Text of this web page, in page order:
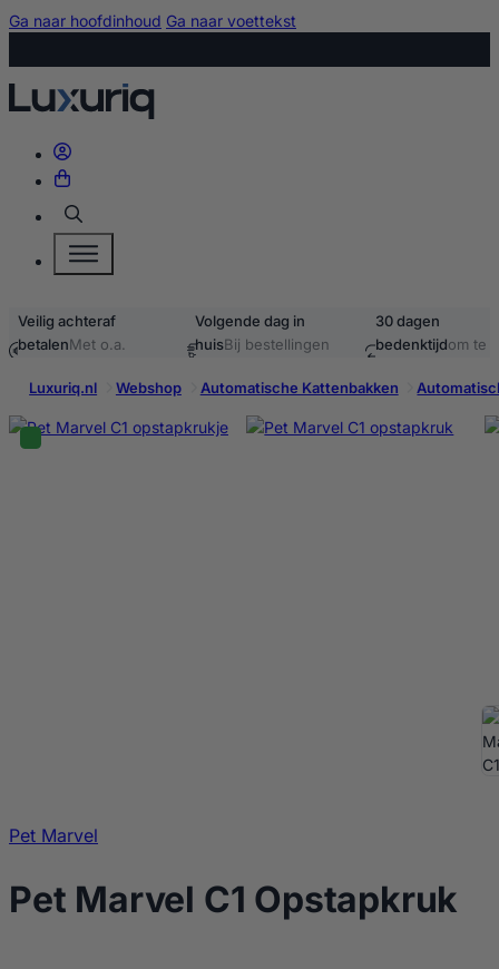
Ga naar hoofdinhoud Ga naar voettekst
Zoeken
Veilig achteraf
betalenMet o.a.
Volgende dag in
huisBij bestellingen
30 dagen
bedenktijdom te
Luxuriq.nl
Webshop Automatische Kattenbakken
Pet Marvel
Pet Marvel C1 Opstapkruk